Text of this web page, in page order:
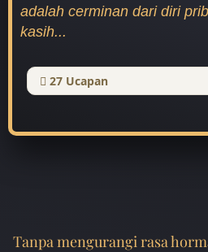
adalah cerminan dari diri
kasih...
27 Ucapan
Tanpa mengurangi rasa